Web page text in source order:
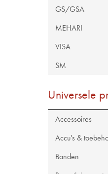
GS/GSA
MEHARI
VISA
SM
Universele
Accessoires
Accu's &
Banden